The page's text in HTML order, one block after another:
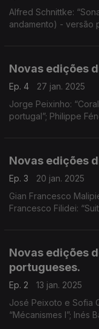
Alfred Schnittke:
andamento) - versão
Novas edições
Ep. 4
27 jan. 2025
Jorge Peixinho:
portugal”; Philippe
Novas edições
Ep. 3
20 jan. 2025
Gian Francesco
Francesco Filidei:
Novas edições
portugueses.
Ep. 2
13 jan. 2025
José Peixoto e Sofia
“Mécanismes I”; Inés